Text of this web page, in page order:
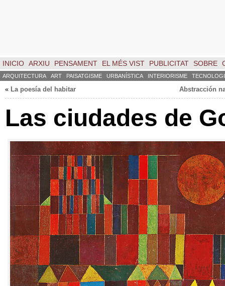
INICIO ARXIU PENSAMENT EL MÉS VIST PUBLICITAT SOBRE
ARQUITECTURA ART PAISATGISME URBANÍSTICA INTERIORISME
« La poesía del habitar Abstracción
Las ciudades de